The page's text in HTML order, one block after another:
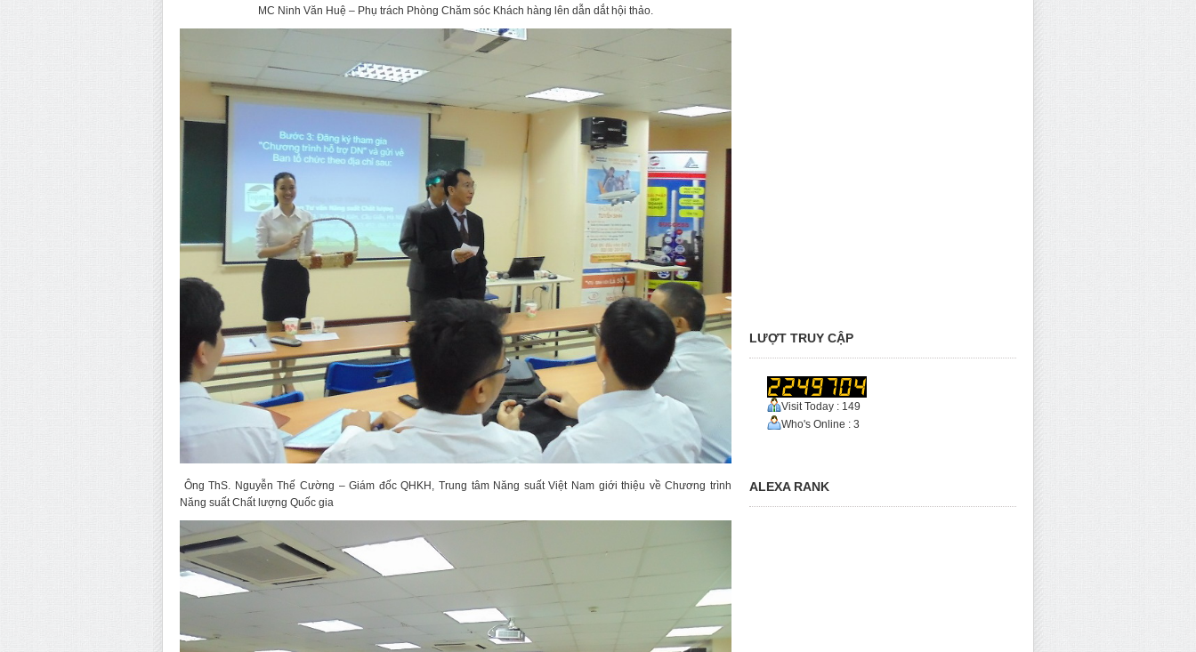
MC Ninh Văn Huệ – Phụ trách Phòng Chăm sóc Khách hàng lên dẫn dắt hội thảo.
Ông ThS. Nguyễn Thế Cường – Giám đốc QHKH, Trung tâm Năng suất Việt Nam giới thiệu về Chương trình
Năng suất Chất lượng Quốc gia
LƯỢT TRUY CẬP
Visit Today : 149
Who's Online : 3
ALEXA RANK